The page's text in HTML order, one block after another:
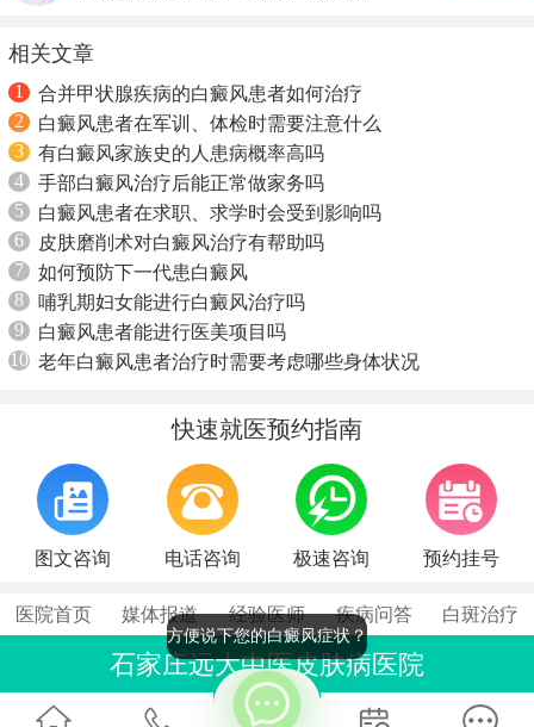
相关文章
1
合并甲状腺疾病的白癜风患者如何治疗
2
白癜风患者在军训、体检时需要注意什么
3
有白癜风家族史的人患病概率高吗
4
手部白癜风治疗后能正常做家务吗
5
白癜风患者在求职、求学时会受到影响吗
6
皮肤磨削术对白癜风治疗有帮助吗
7
如何预防下一代患白癜风
8
哺乳期妇女能进行白癜风治疗吗
9
白癜风患者能进行医美项目吗
10 老年白癜风患者治疗时需要考虑哪些身体状况
快速就医预约指南
图文咨询 电话咨询 极速咨询 预约挂号
医院首页 媒体报道 经验医师 疾病问答 白斑治疗
石家庄远大中医皮肤病医院
联系电话：0311-86990555
方便说下您的白癜风症状？